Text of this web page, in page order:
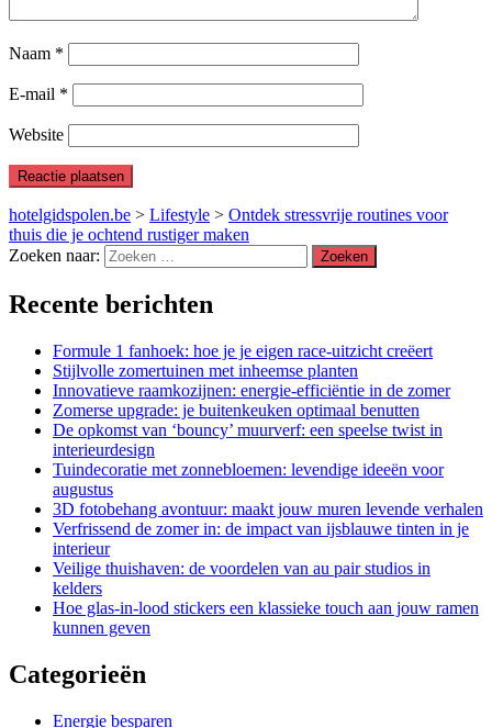
Naam *
E-mail *
Website
hotelgidspolen.be > Lifestyle > Ontdek stressvrije routines voor
thuis die je ochtend rustiger maken
Zoeken naar:
Recente berichten
Formule 1 fanhoek: hoe je je eigen race-uitzicht creëert
Stijlvolle zomertuinen met inheemse planten
Innovatieve raamkozijnen: energie-efficiëntie in de zomer
Zomerse upgrade: je buitenkeuken optimaal benutten
De opkomst van ‘bouncy’ muurverf: een speelse twist in
interieurdesign
Tuindecoratie met zonnebloemen: levendige ideeën voor
augustus
3D fotobehang avontuur: maakt jouw muren levende verhalen
Verfrissend de zomer in: de impact van ijsblauwe tinten in je
interieur
Veilige thuishaven: de voordelen van au pair studios in
kelders
Hoe glas-in-lood stickers een klassieke touch aan jouw ramen
kunnen geven
Categorieën
Energie besparen